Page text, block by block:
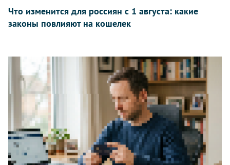
Что изменится для россиян с 1 августа: какие
законы повлияют на кошелек